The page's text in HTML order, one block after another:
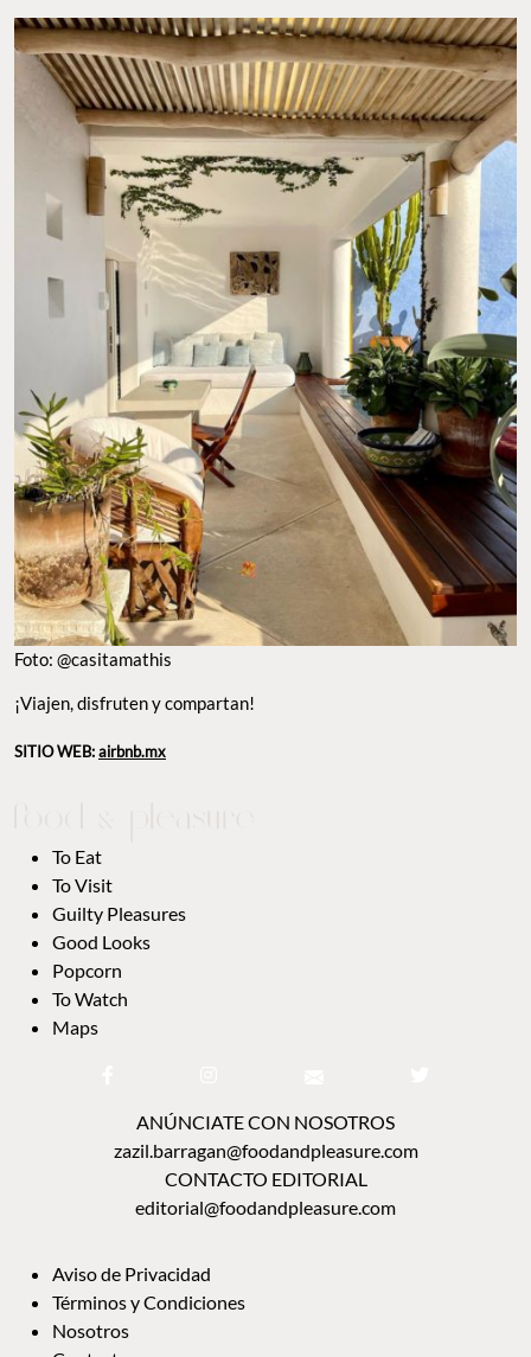
Foto: @casitamathis
¡Viajen, disfruten y compartan!
SITIO WEB:airbnb.mx
To Eat
To Visit
Guilty Pleasures
Good Looks
Popcorn
To Watch
Maps
ANÚNCIATE CON NOSOTROS
zazil.barragan@foodandpleasure.com
CONTACTO EDITORIAL
editorial@foodandpleasure.com
Aviso de Privacidad
Términos y Condiciones
Nosotros